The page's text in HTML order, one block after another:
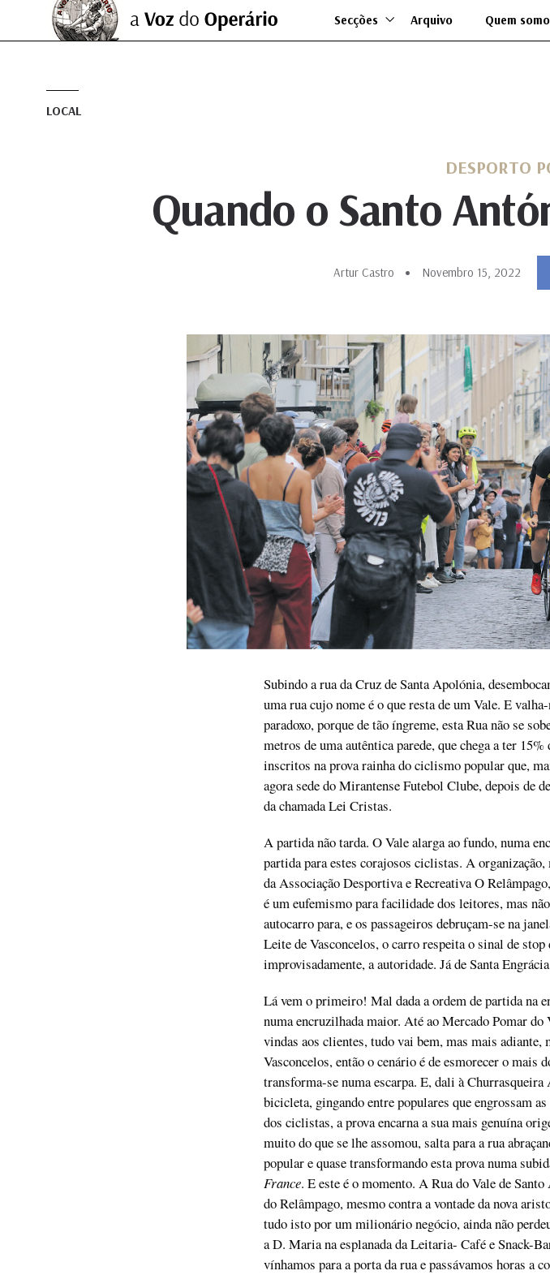
Secções Arquivo Quem
LOCAL
DESPORTO
Quando o Santo
Artur Castro Novembro 15, 2022
Subindo a rua da Cruz de Santa Apolónia,
uma rua cujo nome é o que resta de um Vale. E
paradoxo, porque de tão íngreme, esta Rua não se
metros de uma autêntica parede, que chega a ter
inscritos na prova rainha do ciclismo popular que,
agora sede do Mirantense Futebol Clube, depois de
da chamada Lei Cristas.
A partida não tarda. O Vale alarga ao fundo, numa
partida para estes corajosos ciclistas. A
da Associação Desportiva e Recreativa O
é um eufemismo para facilidade dos leitores, mas
autocarro para, e os passageiros debruçam-se na
Leite de Vasconcelos, o carro respeita o sinal de
improvisadamente, a autoridade. Já de Santa
Lá vem o primeiro! Mal dada a ordem de partida na
numa encruzilhada maior. Até ao Mercado Pomar do
vindas aos clientes, tudo vai bem, mas mais
Vasconcelos, então o cenário é de esmorecer o mais
transforma-se numa escarpa. E, dali à Churrasqueira
bicicleta, gingando entre populares que engrossam
dos ciclistas, a prova encarna a sua mais genuína
muito do que se lhe assomou, salta para a rua
popular e quase transformando esta prova numa
France. E este é o momento. A Rua do Vale de
do Relâmpago, mesmo contra a vontade da nova
tudo isto por um milionário negócio, ainda não
a D. Maria na esplanada da Leitaria- Café e Snack-
vínhamos para a porta da rua e passávamos horas a